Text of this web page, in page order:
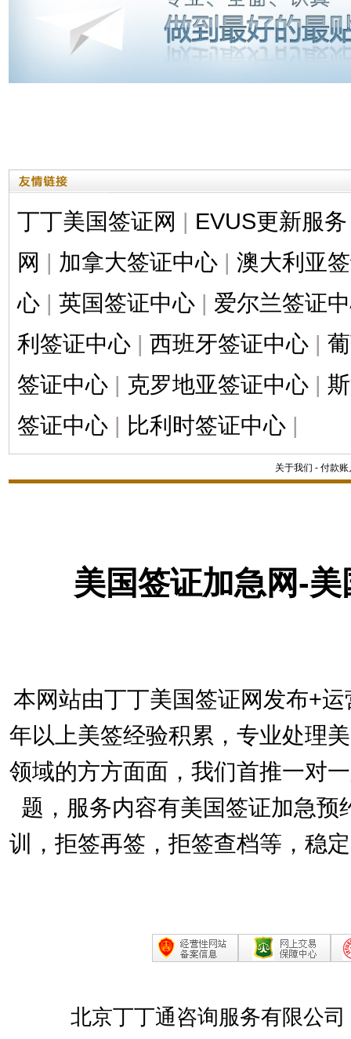
丁丁美国签证网 | EVUS更新服务
网 | 加拿大签证中心 | 澳大利亚
心 | 英国签证中心 | 爱尔兰签证
利签证中心 | 西班牙签证中心 |
签证中心 | 克罗地亚签证中心 |
签证中心 | 比利时签证中心 |
关于我们 - 付款账
美国签证加急网-
本网站由丁丁美国签证网发布+
年以上美签经验积累，专业处理
领域的方方面面，我们首推一对
题，服务内容有美国签证加急
训，拒签再签，拒签查档等，稳
北京丁丁通咨询服务有限公